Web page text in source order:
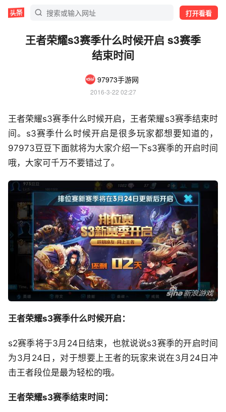
打开看看
王者荣耀s3赛季什么时候开启 s3赛季
结束时间
97973手游网
2016-3-22 02:27
王者荣耀s3赛季什么时候开启，王者荣耀s3赛季结束时
间。s3赛季什么时候开启是很多玩家都想要知道的，
97973豆豆下面就将为大家介绍一下s3赛季的开启时间
哦，大家可千万不要错过了。
王者荣耀s3赛季什么时候开启：
s2赛季将于3月24日结束，也就说说s3赛季的开启时间
为3月24日，对于想要上王者的玩家来说在3月24日冲
击王者段位是最为轻松的哦。
王者荣耀s3赛季结束时间：